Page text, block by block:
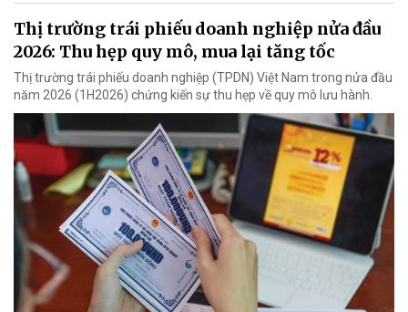
Thị trường trái phiếu doanh nghiệp nửa đầu
2026: Thu hẹp quy mô, mua lại tăng tốc
Thị trường trái phiếu doanh nghiệp (TPDN) Việt Nam trong nửa đầu
năm 2026 (1H2026) chứng kiến sự thu hẹp về quy mô lưu hành.